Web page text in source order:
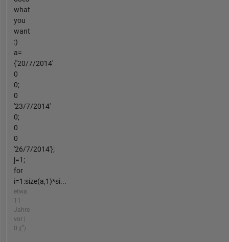
what
you
want
:)
a=
{'20/7/2014'
0
0;
0
'23/7/2014'
0;
0
0
'26/7/2014'};
j=1;
for
i=1:size(a,1)*si...
etwa
11
Jahre
vor |
0